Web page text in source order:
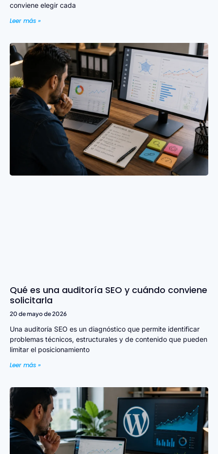
conviene elegir cada
Leer más »
Qué es una auditoría SEO y cuándo conviene
solicitarla
20 de mayo de 2026
Una auditoría SEO es un diagnóstico que permite identificar
problemas técnicos, estructurales y de contenido que pueden
limitar el posicionamiento
Leer más »